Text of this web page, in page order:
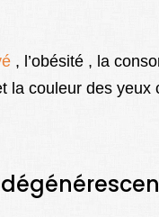
, l’obésité , la
la couleur des yeux